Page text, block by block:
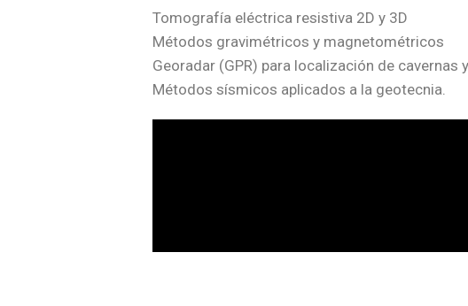
Tomografía eléctrica resistiva 2D y 3D
Métodos gravimétricos y magnetométricos
Georadar (GPR) para localización de cavernas
Métodos sísmicos aplicados a la geotecnia.